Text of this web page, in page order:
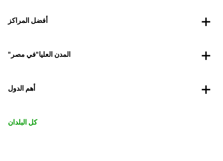
أفضل المراكز
"المدن العليا"في مصر
أهم الدول
كل البلدان